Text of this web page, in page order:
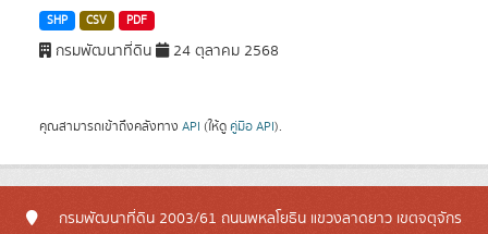
SHP CSV PDF
กรมพัฒนาที่ดิน 24 ตุลาคม 2568
คุณสามารถเข้าถึงคลังทาง API (ให้ดู คู่มือ API).
กรมพัฒนาที่ดิน 2003/61 ถนนพหลโยธิน แขวงลาดยาว เขตจตุจักร